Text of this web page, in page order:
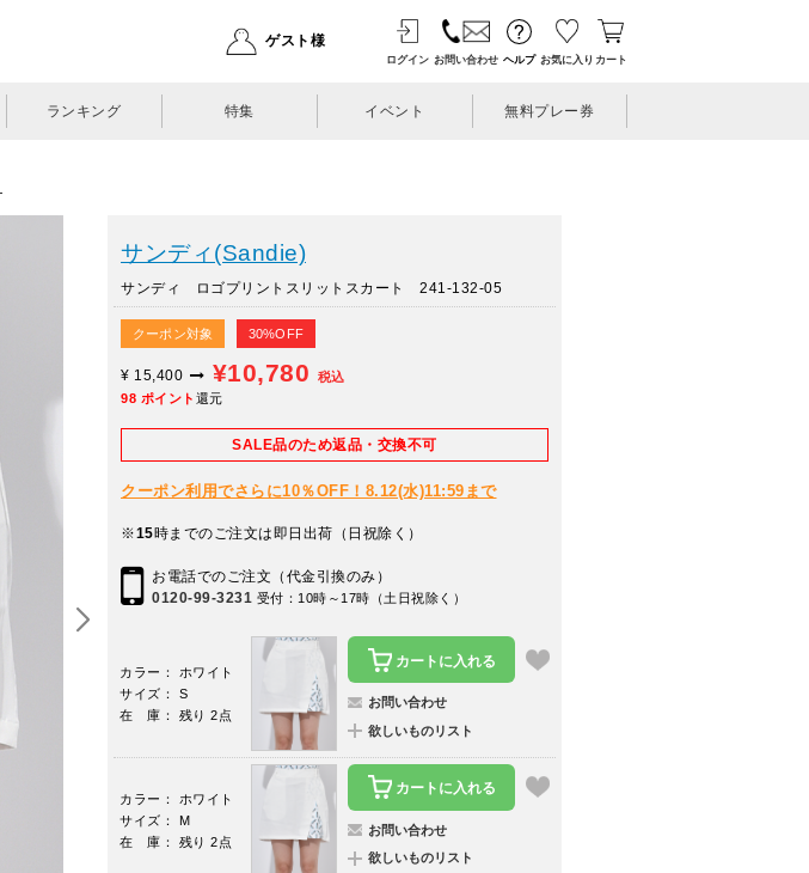
ゲスト様
ログイン お問い合わせ ヘルプ お気に入り カート
ランキング 特集 イベント 無料プレー券
サンディ(Sandie)
サンディ ロゴプリントスリットスカート 241-132-05
クーポン対象 30%OFF
¥ 15,400 ¥10,780
税込
98 ポイント 還元
SALE品のため返品・交換不可
クーポン利用でさらに10％OFF！8.12(水)11:59まで
※15時までのご注文は即日出荷（日祝除く）
お電話でのご注文（代金引換のみ）
0120-99-3231 受付：10時～17時（土日祝除く）
カラー： ホワイト
サイズ： S
在 庫： 残り 2点
カートに入れる
お問い合わせ
欲しいものリスト
カラー： ホワイト
サイズ： M
在 庫： 残り 2点
カートに入れる
お問い合わせ
欲しいものリスト